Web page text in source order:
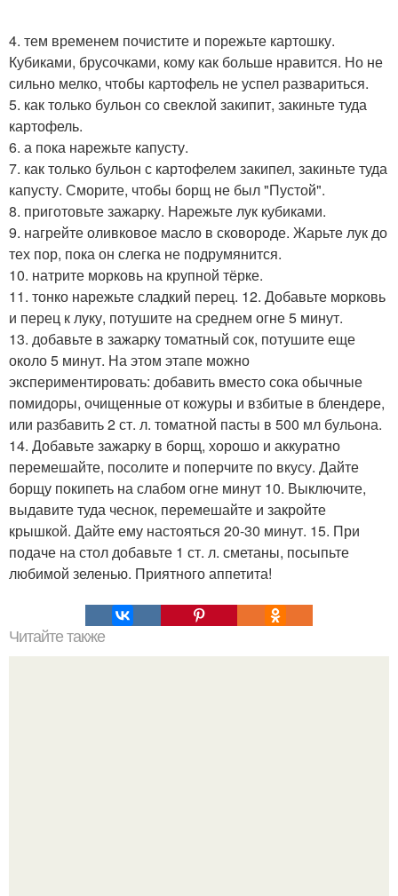
4. тем временем почистите и порежьте картошку.
Кубиками, брусочками, кому как больше нравится. Но не
сильно мелко, чтобы картофель не успел развариться.
5. как только бульон со свеклой закипит, закиньте туда
картофель.
6. а пока нарежьте капусту.
7. как только бульон с картофелем закипел, закиньте туда
капусту. Сморите, чтобы борщ не был "Пустой".
8. приготовьте зажарку. Нарежьте лук кубиками.
9. нагрейте оливковое масло в сковороде. Жарьте лук до
тех пор, пока он слегка не подрумянится.
10. натрите морковь на крупной тёрке.
11. тонко нарежьте сладкий перец. 12. Добавьте морковь
и перец к луку, потушите на среднем огне 5 минут.
13. добавьте в зажарку томатный сок, потушите еще
около 5 минут. На этом этапе можно
экспериментировать: добавить вместо сока обычные
помидоры, очищенные от кожуры и взбитые в блендере,
или разбавить 2 ст. л. томатной пасты в 500 мл бульона.
14. Добавьте зажарку в борщ, хорошо и аккуратно
перемешайте, посолите и поперчите по вкусу. Дайте
борщу покипеть на слабом огне минут 10. Выключите,
выдавите туда чеснок, перемешайте и закройте
крышкой. Дайте ему настояться 20-30 минут. 15. При
подаче на стол добавьте 1 ст. л. сметаны, посыпьте
любимой зеленью. Приятного аппетита!
Читайте также